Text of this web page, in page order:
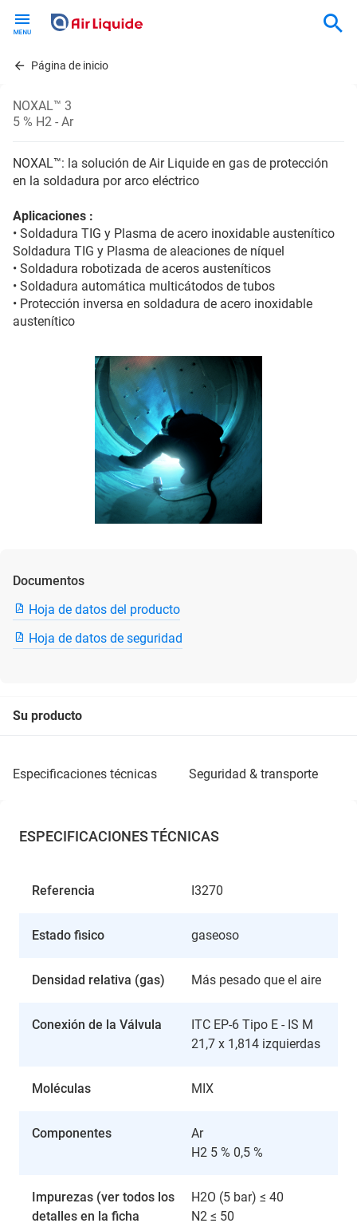
contentPágina de inicio
NOXAL™ 3
5 % H2 - Ar
NOXAL™: la solución de Air Liquide en gas de protección
en la soldadura por arco eléctrico
Aplicaciones :
• Soldadura TIG y Plasma de acero inoxidable austenítico
Soldadura TIG y Plasma de aleaciones de níquel
• Soldadura robotizada de aceros austeníticos
• Soldadura automática multicátodos de tubos
• Protección inversa en soldadura de acero inoxidable
austenítico
Documentos
Hoja de datos del producto
Hoja de datos de seguridad
Su producto
especificaciones técnicas seguridad & transporte
ESPECIFICACIONES TÉCNICAS
Referencia I3270
Estado fisico gaseoso
Densidad relativa (gas) Más pesado que el aire
Conexión de la Válvula
ITC EP-6 Tipo E - IS M
21,7 x 1,814 izquierdas
Moléculas MIX
Componentes
Ar
H2 5 % 0,5 %
Impurezas (ver todos los
detalles en la ficha
H2O (5 bar) ≤ 40
N2 ≤ 50